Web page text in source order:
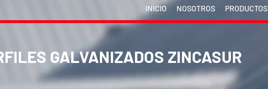
INICIO NOSOTROS PRODUCTOS
GALVANIZADOS ZINCASUR